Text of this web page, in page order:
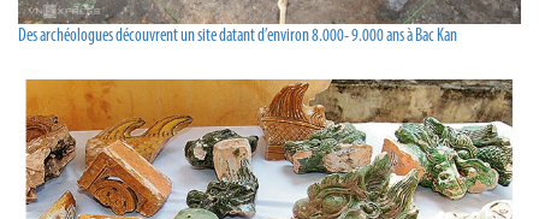
Des archéologues découvrent un site datant d’environ 8.000- 9.000 ans à Bac Kan